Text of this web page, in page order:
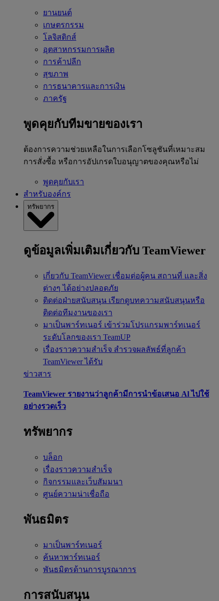
ยานยนต์
เกษตรกรรม
โลจิสติกส์
อุตสาหกรรมการผลิต
การค้าปลีก
สุขภาพ
การธนาคารและการเงิน
ภาครัฐ
พูดคุยกับทีมขายของเรา
ต้องการความช่วยเหลือในการเลือกโซลูชันที่เหมาะสม
การสั่งซื้อ หรือการอัปเกรดใบอนุญาตของคุณหรือไม่
พูดคุยกับเรา
สำหรับองค์กร
ทรัพยากร
ดูข้อมูลเพิ่มเติมเกี่ยวกับ TeamViewer
เกี่ยวกับ TeamViewer เชื่อมต่อผู้คน สถานที่ และสิ่ง
ต่างๆ ได้อย่างปลอดภัย
ติดต่อฝ่ายสนับสนุน เรียกดูบทความสนับสนุนหรือ
ติดต่อทีมงานของเรา
มาเป็นพาร์ทเนอร์ เข้าร่วมโปรแกรมพาร์ทเนอร์
ระดับโลกของเรา TeamUP
เรื่องราวความสำเร็จ สำรวจผลลัพธ์ที่ลูกค้า
TeamViewer ได้รับ
ข่าวสาร
TeamViewer รายงานว่าลูกค้ามีการนำข้อเสนอ Al ไปใช้
อย่างรวดเร็ว
ทรัพยากร
บล็อก
เรื่องราวความสำเร็จ
กิจกรรมและเว็บสัมมนา
ศูนย์ความน่าเชื่อถือ
พันธมิตร
มาเป็นพาร์ทเนอร์
ค้นหาพาร์ทเนอร์
พันธมิตรด้านการบูรณาการ
การสนับสนุน